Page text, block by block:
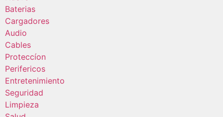
Baterias
Cargadores
Audio
Cables
Proteccíon
Perifericos
Entretenimiento
Seguridad
Limpieza